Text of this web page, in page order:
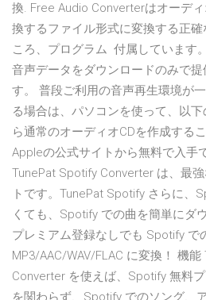
換. Free Audio Converterはオーデ
換するファイル形式に変換する正
ころ、プログラム 付属しています
音声データをダウンロードのみで
す。 普段ご利用の音声再生環境が
る場合は、パソコンを使って、以
ら通常のオーディオCDを作成する
Appleの公式サイトから無料で入手
TunePat Spotify Converter は、最
トです。TunePat Spotify さらに、
くても、Spotify での曲を簡単にダ
プレミアム登録なしでも Spotify で
MP3/AAC/WAV/FLAC に変換！ 機
Converter を使えば、Spotify 無料